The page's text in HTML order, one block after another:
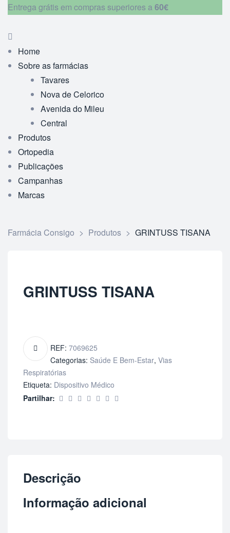
Entrega grátis em compras superiores a60€
Home
Sobre as farmácias
Tavares
Nova de Celorico
Avenida do Mileu
Central
Produtos
Ortopedia
Publicações
Campanhas
Marcas
Farmácia Consigo > Produtos > GRINTUSS TISANA
GRINTUSS TISANA
REF: 7069625
Categorias: Saúde E Bem-Estar, Vias
Respiratórias
Etiqueta: Dispositivo Médico
Partilhar:
Descrição
Informação adicional